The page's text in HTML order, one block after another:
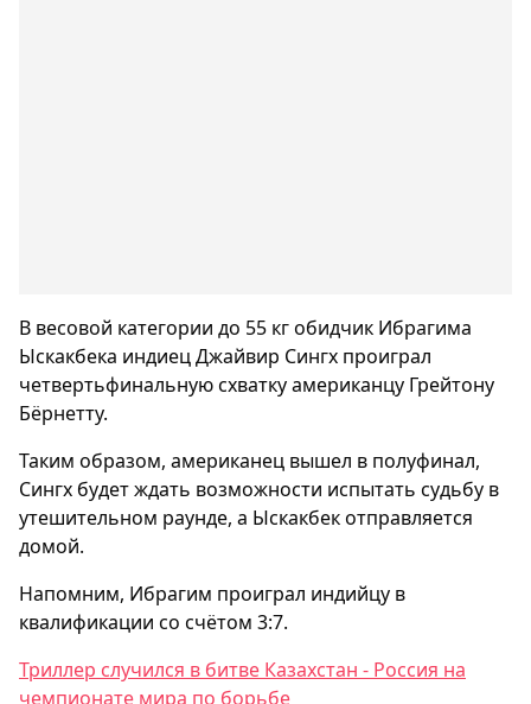
В весовой категории до 55 кг обидчик Ибрагима
Ыскакбека индиец Джайвир Сингх проиграл
четвертьфинальную схватку американцу Грейтону
Бёрнетту.
Таким образом, американец вышел в полуфинал,
Сингх будет ждать возможности испытать судьбу в
утешительном раунде, а Ыскакбек отправляется
домой.
Напомним, Ибрагим проиграл индийцу в
квалификации со счётом 3:7.
Триллер случился в битве Казахстан - Россия на
чемпионате мира по борьбе